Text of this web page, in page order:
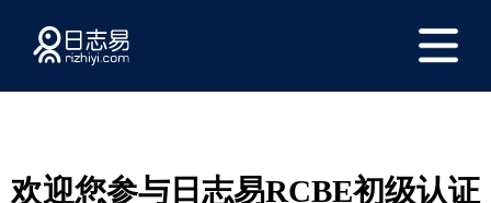
欢迎您参与日志易RCBE初级认证